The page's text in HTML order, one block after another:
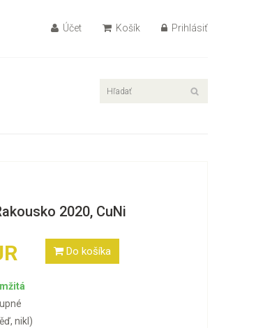
Účet Košík Prihlásiť
2020, CuNi
Do košíka
nikl)